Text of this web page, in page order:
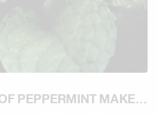
PEPPERMINT MAKE